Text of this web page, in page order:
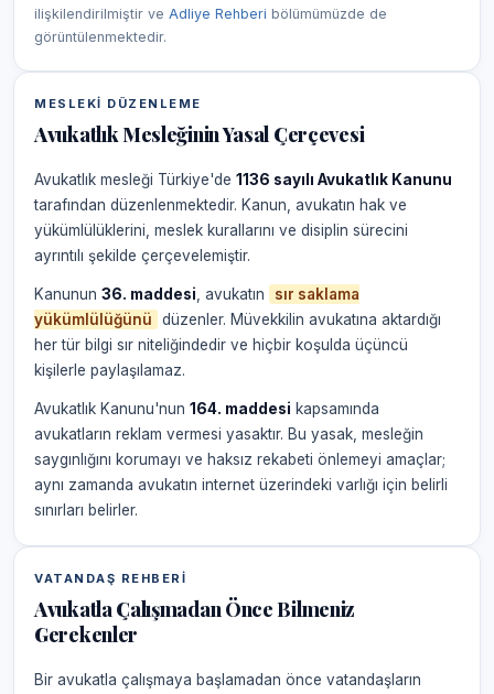
ilişkilendirilmiştir ve Adliye Rehberi bölümümüzde de
görüntülenmektedir.
MESLEKI DÜZENLEME
Avukatlık Mesleğinin Yasal Çerçevesi
Avukatlık mesleği Türkiye'de 1136 sayılı Avukatlık Kanunu
tarafından düzenlenmektedir. Kanun, avukatın hak ve
yükümlülüklerini, meslek kurallarını ve disiplin sürecini
ayrıntılı şekilde çerçevelemiştir.
Kanunun 36. maddesi , avukatın
sır saklama
yükümlülüğünü
düzenler. Müvekkilin avukatına aktardığı
her tür bilgi sır niteliğindedir ve hiçbir koşulda üçüncü
kişilerle paylaşılamaz.
Avukatlık Kanunu'nun 164. maddesi kapsamında
avukatların reklam vermesi yasaktır. Bu yasak, mesleğin
saygınlığını korumayı ve haksız rekabeti önlemeyi amaçlar;
aynı zamanda avukatın internet üzerindeki varlığı için belirli
sınırları belirler.
VATANDAŞ REHBERI
Avukatla Çalışmadan Önce Bilmeniz
Gerekenler
Bir avukatla çalışmaya başlamadan önce vatandaşların